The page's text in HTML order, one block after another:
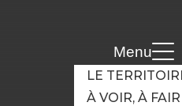
Menu
LE
À VOIR, À